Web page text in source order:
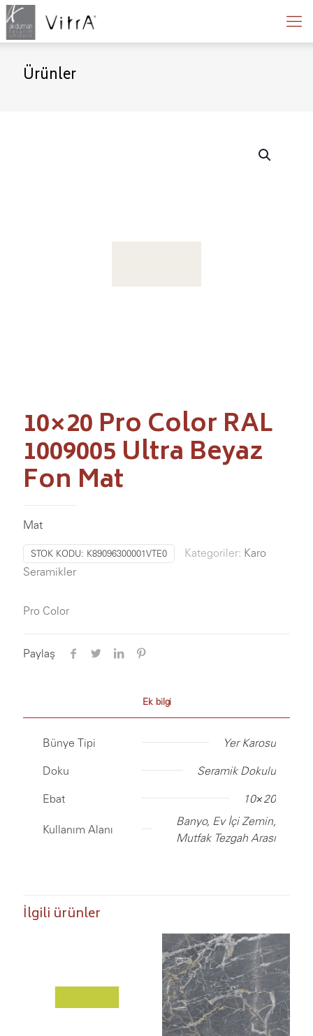
Ürünler
10×20 Pro Color RAL
1009005 Ultra Beyaz
Fon Mat
Mat
STOK KODU: K89096300001VTE0 Kategoriler: Karo
Seramikler
Pro Color
Paylaş
Ek bilgi
Bünye Tipi Yer Karosu
Doku Seramik Dokulu
Ebat 10×20
Kullanım Alanı
Banyo, Ev İçi Zemin,
Mutfak Tezgah Arası
İlgili ürünler